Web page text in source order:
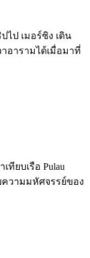
ไป เมอร์ซิง เดิน
อารามได้เมื่อมาที่
ทียบเรือ Pulau
ความมหัศจรรย์ของ